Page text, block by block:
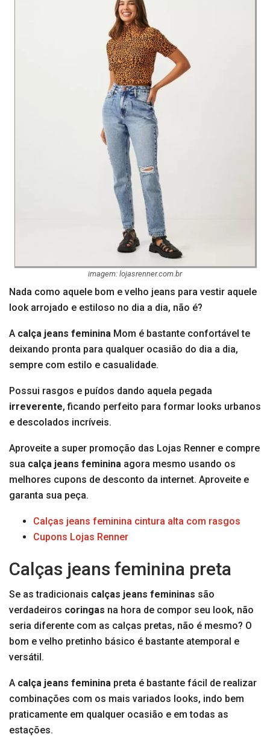
imagem: lojasrenner.com.br
Nada como aquele bom e velho jeans para vestir aquele
look arrojado e estiloso no dia a dia, não é?
A calça jeans feminina Mom é bastante confortável te
deixando pronta para qualquer ocasião do dia a dia,
sempre com estilo e casualidade.
Possui rasgos e puídos dando aquela pegada
irreverente, ficando perfeito para formar looks urbanos
e descolados incríveis.
Aproveite a super promoção das Lojas Renner e compre
sua calça jeans feminina agora mesmo usando os
melhores cupons de desconto da internet. Aproveite e
garanta sua peça.
Calças jeans feminina cintura alta com rasgos
Cupons Lojas Renner
Calças jeans feminina preta
Se as tradicionais calças jeans femininas são
verdadeiros coringas na hora de compor seu look, não
seria diferente com as calças pretas, não é mesmo? O
bom e velho pretinho básico é bastante atemporal e
versátil.
A calça jeans feminina preta é bastante fácil de realizar
combinações com os mais variados looks, indo bem
praticamente em qualquer ocasião e em todas as
estações.